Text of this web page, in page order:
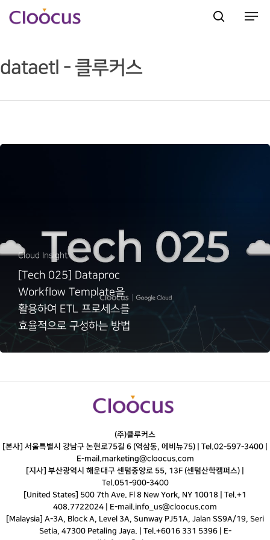
Hit enter to search or ESC to close
dataetl - 클루커스
Cloud Insight
[Tech 025] Dataproc
Workflow Template을
활용하여 ETL 프로세스를
효율적으로 구성하는 방법
(주)클루커스
[본사] 서울특별시 강남구 논현로75길 6 (역삼동, 에비뉴75) | Tel.02-597-3400
E-mail.marketing@cloocus.com
[지사] 부산광역시 해운대구 센텀중앙로 55, 13F (센텀산학캠퍼스) |
Tel.051-900-3400
[United States] 500 7th Ave. Fl 8 New York, NY 10018 | Tel.+1
408.7722024 | E-mail.info_us@cloocus.com
[Malaysia] A-3A, Block A, Level 3A, Sunway PJ51A, Jalan SS9A/19, Seri
Setia, 47300 Petaling Jaya. | Tel.+6016 331 5396 | E-